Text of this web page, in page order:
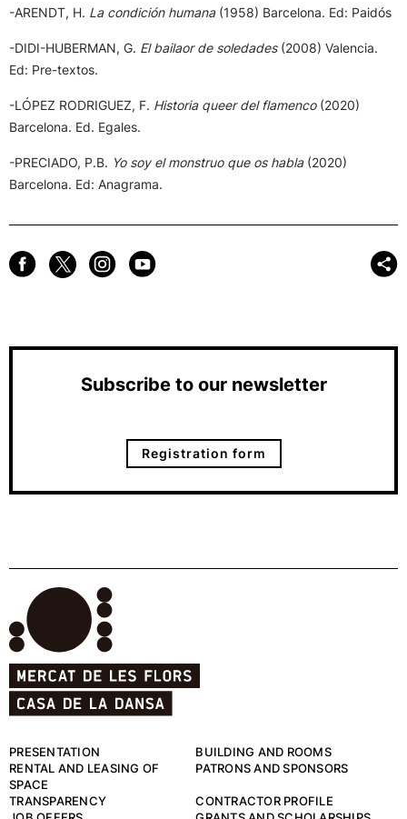
-ARENDT, H. La condición humana(1958) Barcelona. Ed: Paidós
-DIDI-HUBERMAN, G. El bailaor de soledades (2008) Valencia.
Ed: Pre-textos.
-LÓPEZ RODRIGUEZ, F. Historia queer del flamenco (2020)
Barcelona. Ed. Egales.
-PRECIADO, P.B. Yo soy el monstruo que os habla (2020)
Barcelona. Ed: Anagrama.
Subscribe to our newsletter
Registration form
PRESENTATION
BUILDING AND ROOMS
RENTAL AND LEASING OF
SPACE
PATRONS AND SPONSORS
TRANSPARENCY
CONTRACTOR PROFILE